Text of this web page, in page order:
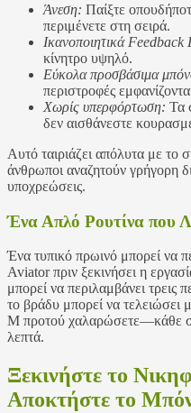
Άνεση: Παίξτε
περιμένετε στη σειρά.
Ικανοποιητικά Feedback
κίνητρο υψηλό.
Εύκολα προσβάσιμα
περιστροφές
Χωρίς υπερφόρτωση: Τα
δεν αισθάνεστε
Αυτό ταιριάζει απόλυτα με το
άνθρωποι αναζητούν γρήγορη
υποχρεώσεις.
Ένα Απλό Ρουτίνα που
Ένα τυπικό πρωινό μπορεί να
Aviator πριν ξεκινήσει η
μπορεί να περιλαμβάνει τρεις
το βράδυ μπορεί να τελειώσει
M προτού χαλαρώσετε—κάθε
λεπτά.
Ξεκινήστε το
Αποκτήστε το